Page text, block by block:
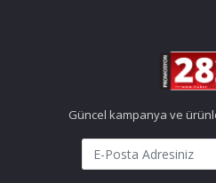
Güncel kampanya ve